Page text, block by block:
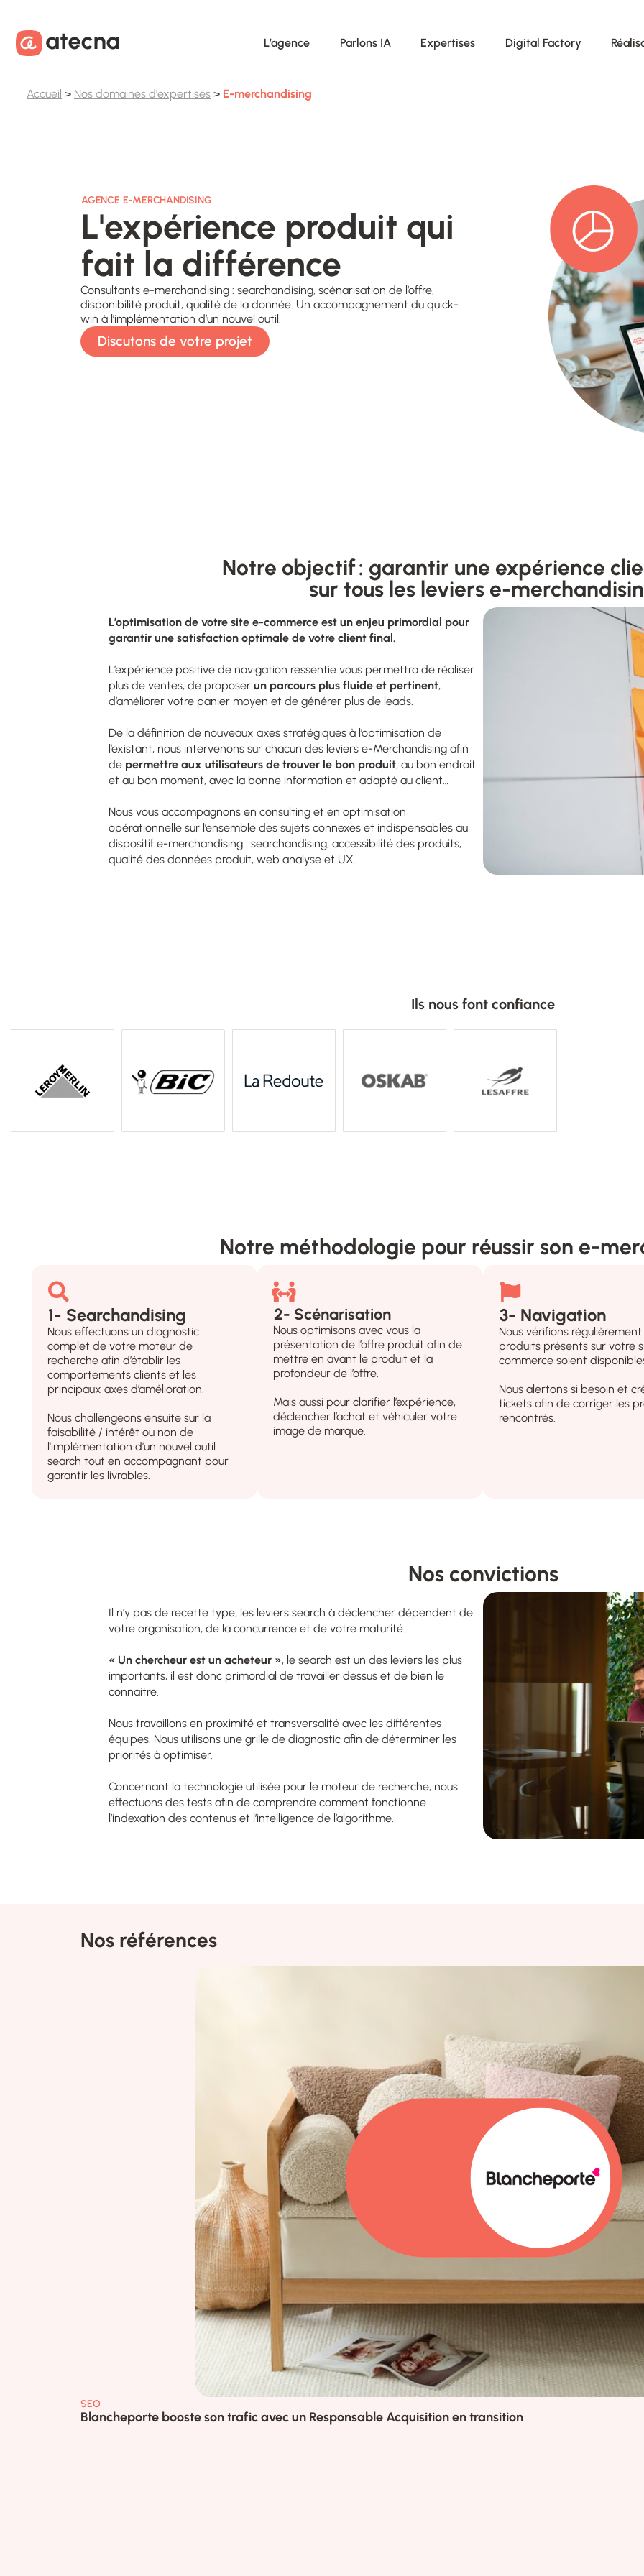
L’agence Parlons IA Expertises Digital Factory
Accueil > Nos domaines d'expertises > E-merchandising
AGENCE E-MERCHANDISING
L'expérience produit qui
fait la différence
Consultants e-merchandising : searchandising, scénarisation de l’offre,
disponibilité produit, qualité de la donnée. Un accompagnement du quick-
win à l’implémentation d’un nouvel outil.
Discutons de votre projet
Notre objectif : garantir une expérience
sur tous les leviers e-
L’optimisation de votre site e-commerce est un enjeu primordial pour
garantir une satisfaction optimale de votre client final.
L’expérience positive de navigation ressentie vous permettra de réaliser
plus de ventes, de proposer un parcours plus fluide et pertinent,
d’améliorer votre panier moyen et de générer plus de leads.
De la définition de nouveaux axes stratégiques à l’optimisation de
l’existant, nous intervenons sur chacun des leviers e-Merchandising afin
de permettre aux utilisateurs de trouver le bon produit, au bon endroit
et au bon moment, avec la bonne information et adapté au client…
Nous vous accompagnons en consulting et en optimisation
opérationnelle sur l’ensemble des sujets connexes et indispensables au
dispositif e-merchandising : searchandising, accessibilité des produits,
qualité des données produit, web analyse et UX.
Ils nous font confiance
Notre méthodologie pour réussir son e-
1- Searchandising
Nous effectuons un diagnostic
complet de votre moteur de
recherche afin d’établir les
comportements clients et les
principaux axes d’amélioration.
Nous challengeons ensuite sur la
faisabilité / intérêt ou non de
l’implémentation d’un nouvel outil
search tout en accompagnant pour
garantir les livrables.
2- Scénarisation
Nous optimisons avec vous la
présentation de l’offre produit afin de
mettre en avant le produit et la
profondeur de l’offre.
Mais aussi pour clarifier l’expérience,
déclencher l’achat et véhiculer votre
image de marque.
3- Navigation
Nous vérifions
produits présents sur votre
commerce soient
Nous alertons si besoin et
tickets afin de corriger les
rencontrés.
Nos convictions
Il n’y pas de recette type, les leviers search à déclencher dépendent de
votre organisation, de la concurrence et de votre maturité.
« Un chercheur est un acheteur », le search est un des leviers les plus
importants, il est donc primordial de travailler dessus et de bien le
connaitre.
Nous travaillons en proximité et transversalité avec les différentes
équipes. Nous utilisons une grille de diagnostic afin de déterminer les
priorités à optimiser.
Concernant la technologie utilisée pour le moteur de recherche, nous
effectuons des tests afin de comprendre comment fonctionne
l’indexation des contenus et l’intelligence de l’algorithme.
Nos références
SEO
Blancheporte booste son trafic avec un Responsable Acquisition en transition